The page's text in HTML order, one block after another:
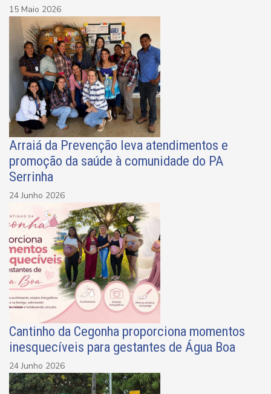
15 Maio 2026
Arraiá da Prevenção leva atendimentos e
promoção da saúde à comunidade do PA
Serrinha
24 Junho 2026
Cantinho da Cegonha proporciona momentos
inesquecíveis para gestantes de Água Boa
24 Junho 2026